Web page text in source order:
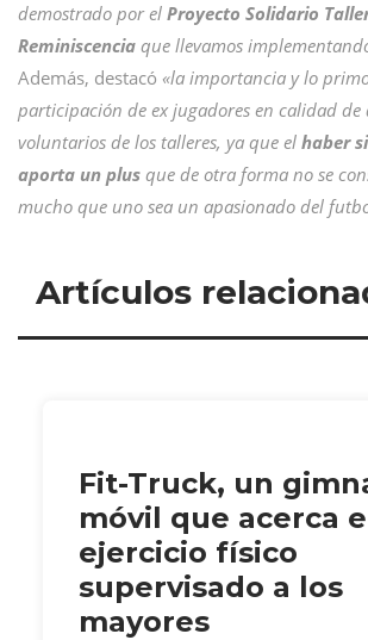
demostrado por el Proyecto Solidario
Reminiscencia que llevamos
Además, destacó «la importancia y lo
participación de ex jugadores en calidad de
voluntarios de los talleres, ya que el haber
aporta un plus que de otra forma no se
mucho que uno sea un apasionado del
Artículos
Fit-Truck, un
móvil que acerca
ejercicio físico
supervisado a los
mayores